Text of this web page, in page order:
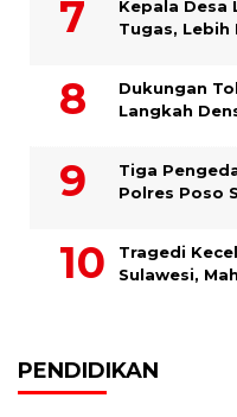
Kepala Desa
Tugas, Lebih
Dukungan
Langkah
Tiga
Polres Poso
Tragedi
Sulawesi,
PENDIDIKAN